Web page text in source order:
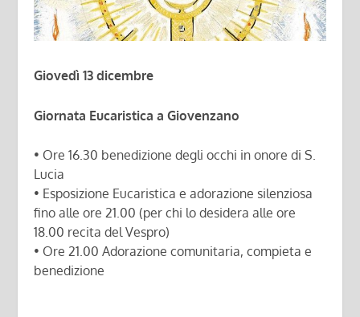
Giovedì 13 dicembre
Giornata Eucaristica a Giovenzano
• Ore 16.30 benedizione degli occhi in onore di S.
Lucia
• Esposizione Eucaristica e adorazione silenziosa
fino alle ore 21.00 (per chi lo desidera alle ore
18.00 recita del Vespro)
• Ore 21.00 Adorazione comunitaria, compieta e
benedizione